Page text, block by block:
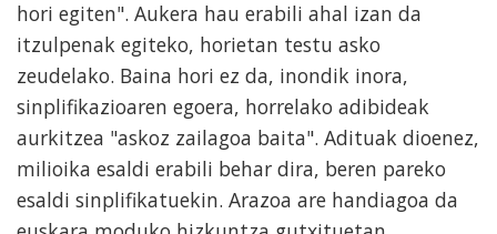
hori egiten". Aukera hau erabili ahal izan da
itzulpenak egiteko, horietan testu asko
zeudelako. Baina hori ez da, inondik inora,
sinplifikazioaren egoera, horrelako adibideak
aurkitzea "askoz zailagoa baita". Adituak dioenez,
milioika esaldi erabili behar dira, beren pareko
esaldi sinplifikatuekin. Arazoa are handiagoa da